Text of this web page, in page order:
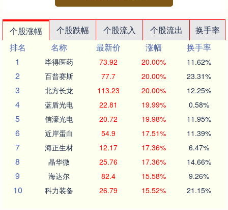
个股涨幅 个股跌幅 个股流入 个股流出
换手率
排名
名称 最新价 涨幅
换手率
1
毕得医药 73.92 20.00% 11.62%
2 百普赛斯 77.7 20.00% 23.31%
3 北方长龙 113.23 20.00% 12.25%
4 蓝盾光电 22.81 19.99% 0.58%
5 信濠光电 20.72 19.98% 11.95%
6 近岸蛋白 54.9 17.51% 11.39%
7 海正生材 12.17 17.36% 6.47%
8 晶华微 25.76 17.36% 14.66%
9 海达尔 82.4 15.58% 9.26%
10 科力装备 26.79 15.52% 21.15%